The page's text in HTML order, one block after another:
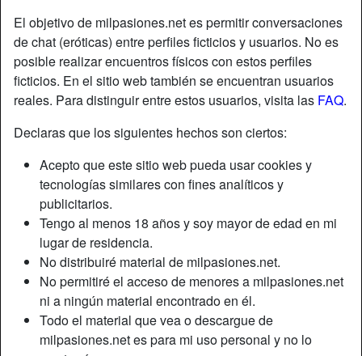
El objetivo de milpasiones.net es permitir conversaciones
de chat (eróticas) entre perfiles ficticios y usuarios. No es
posible realizar encuentros físicos con estos perfiles
ficticios. En el sitio web también se encuentran usuarios
reales. Para distinguir entre estos usuarios, visita las FAQ.
Declaras que los siguientes hechos son ciertos:
Acepto que este sitio web pueda usar cookies y
tecnologías similares con fines analíticos y
publicitarios.
Tengo al menos 18 años y soy mayor de edad en mi
lugar de residencia.
No distribuiré material de milpasiones.net.
No permitiré el acceso de menores a milpasiones.net
ni a ningún material encontrado en él.
Todo el material que vea o descargue de
milpasiones.net es para mi uso personal y no lo
starAgregar chatChatea ahora